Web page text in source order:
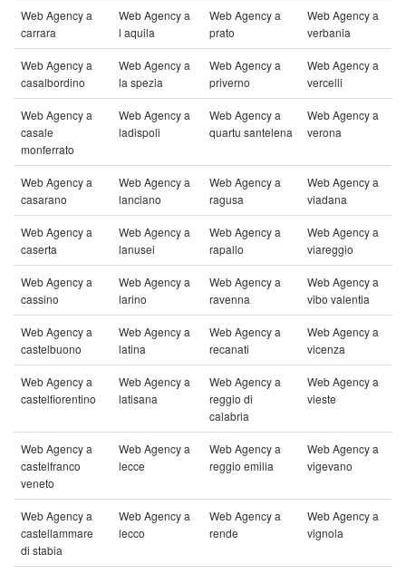
Web Agency a
carrara
Web Agency a
l aquila
Web Agency a
prato
Web Agency a
verbania
Web Agency a
casalbordino
Web Agency a
la spezia
Web Agency a
priverno
Web Agency a
vercelli
Web Agency a
casale
monferrato
Web Agency a
ladispoli
Web Agency a
quartu santelena
Web Agency a
verona
Web Agency a
casarano
Web Agency a
lanciano
Web Agency a
ragusa
Web Agency a
viadana
Web Agency a
caserta
Web Agency a
lanusei
Web Agency a
rapallo
Web Agency a
viareggio
Web Agency a
cassino
Web Agency a
larino
Web Agency a
ravenna
Web Agency a
vibo valentia
Web Agency a
castelbuono
Web Agency a
latina
Web Agency a
recanati
Web Agency a
vicenza
Web Agency a
castelfiorentino
Web Agency a
latisana
Web Agency a
reggio di
calabria
Web Agency a
vieste
Web Agency a
castelfranco
veneto
Web Agency a
lecce
Web Agency a
reggio emilia
Web Agency a
vigevano
Web Agency a
castellammare
di stabia
Web Agency a
lecco
Web Agency a
rende
Web Agency a
vignola